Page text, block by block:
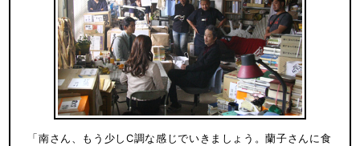
「南さん、もう少しC調な感じでいきましょう。蘭子さんに食